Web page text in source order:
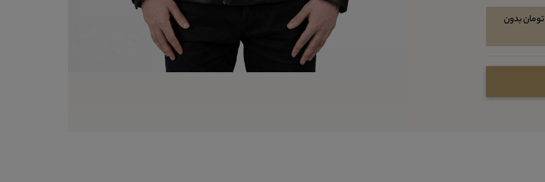
امکان خرید اقساطی در 4 قسط ماهیانه 6988200 تومان بدون